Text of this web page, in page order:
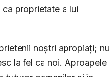
proprietate a lui
noștri apropiați; nu
la fel ca noi. Aproapele